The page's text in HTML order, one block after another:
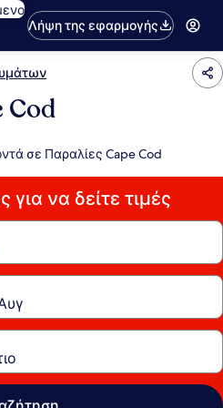
Λήψη της εφαρμογής
Cod
σε Παραλίες Cape Cod
για να δείτε τιμές